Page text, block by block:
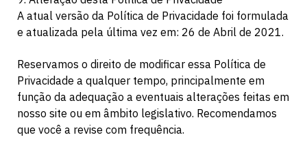
A atual versão da Política de Privacidade foi formulada
e atualizada pela última vez em: 26 de Abril de 2021.
Reservamos o direito de modificar essa Política de
Privacidade a qualquer tempo, principalmente em
função da adequação a eventuais alterações feitas em
nosso site ou em âmbito legislativo. Recomendamos
que você a revise com frequência.